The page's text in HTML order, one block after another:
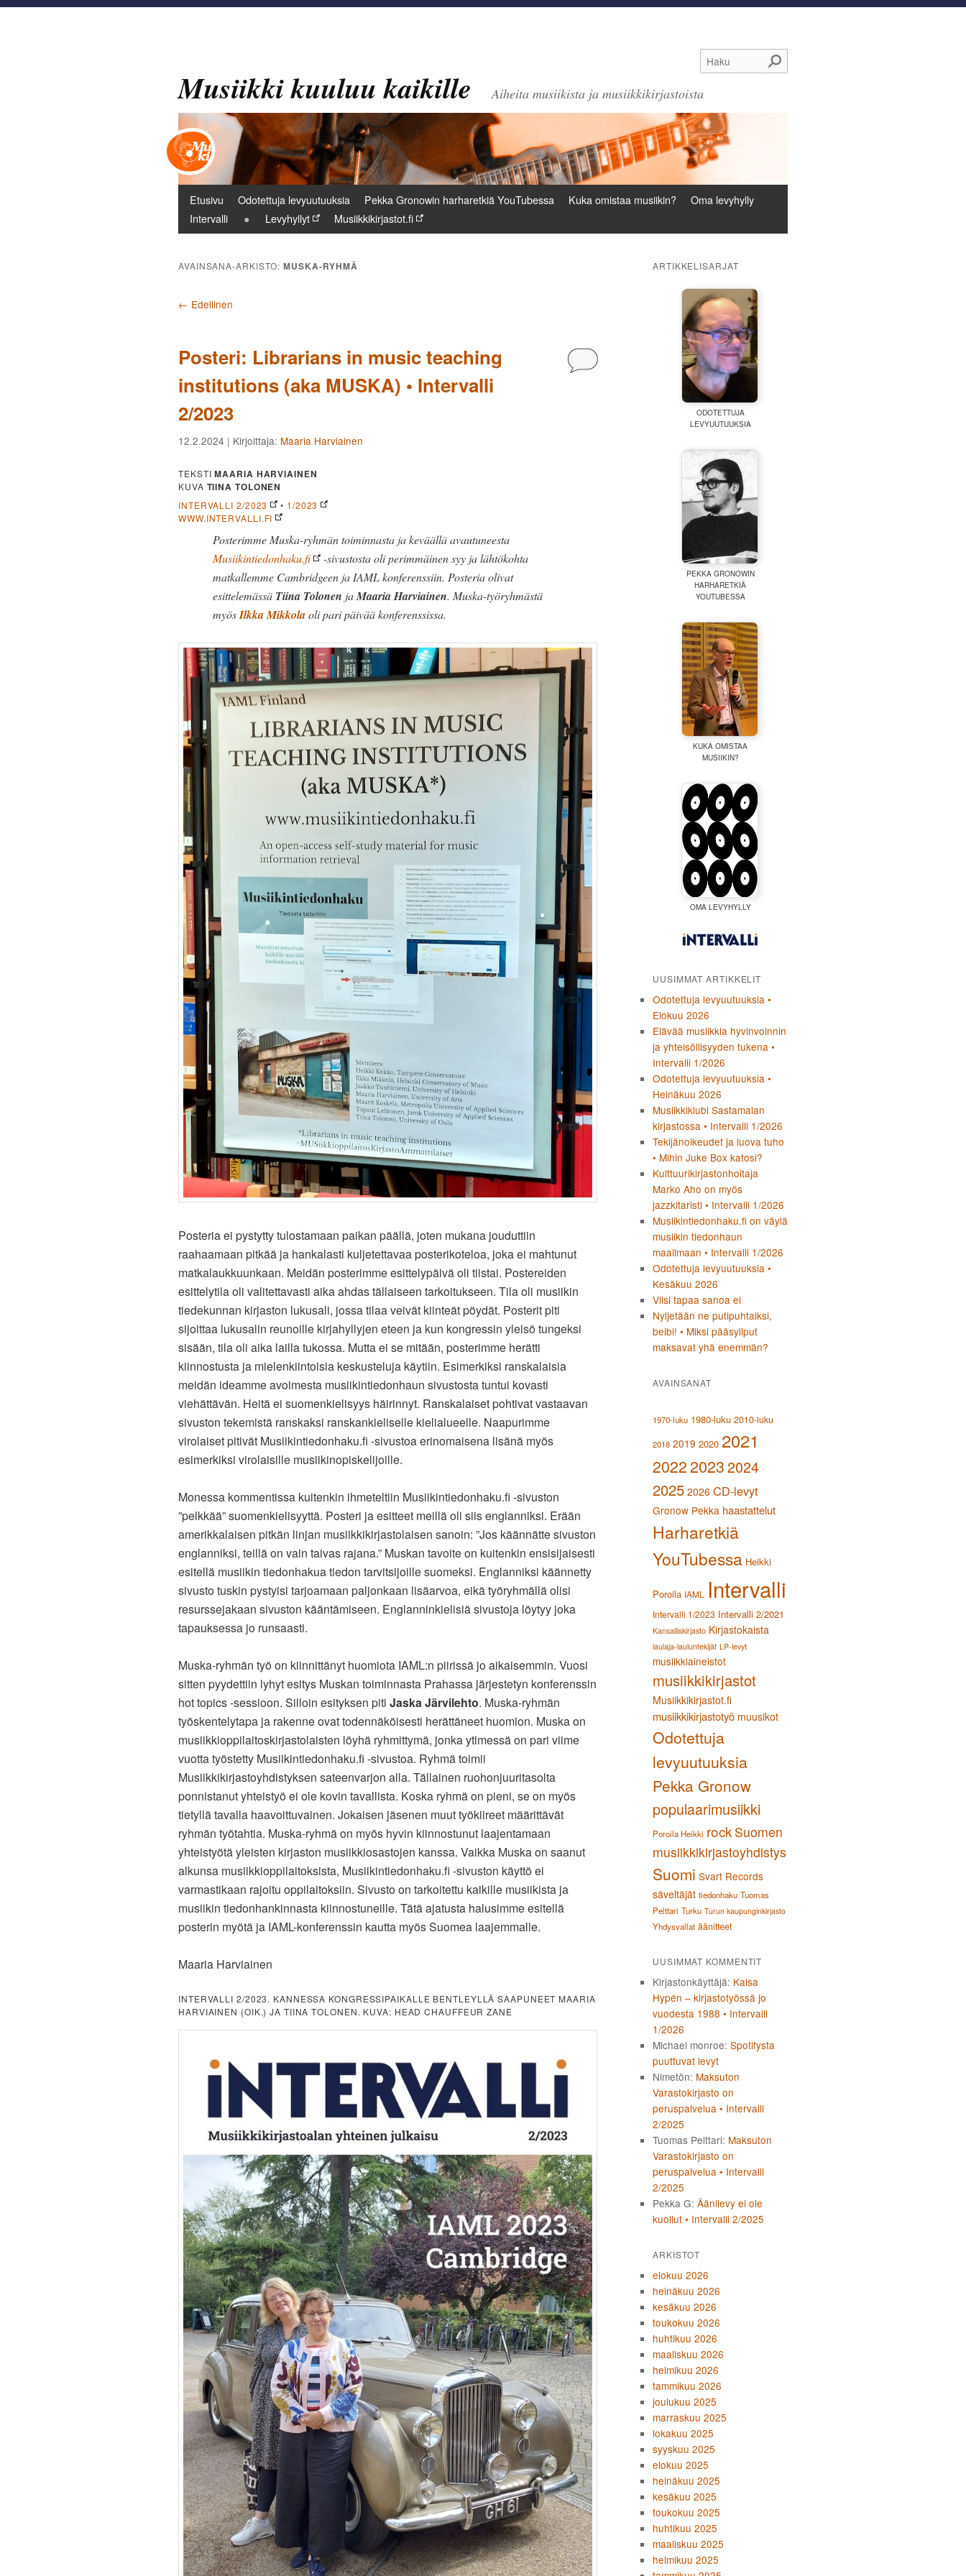
Haku
Musiikki kuuluu kaikille Aiheita musiikista ja musiikkikirjastoista
Päävalikko
Etusivu Odotettuja levyuutuuksia Pekka Gronowin harharetkiä YouTubessa Kuka omistaa musiikin?
Oma levyhylly
Intervalli
Levyhyllyt Musiikkikirjastot.fi
AVAINSANA-ARKISTO:MUSKA-RYHMÄ
Artikkelien selaus
← Edellinen
Posteri: Librarians in music teaching
institutions (aka MUSKA) • Intervalli
2/2023
Kommentoi
12.2.2024 | Kirjoittaja: Maaria Harviainen
TEKSTIMAARIA HARVIAINEN
KUVA TIINA TOLONEN
INTERVALLI 2/2023 • 1/2023
WWW.INTERVALLI.FI
Posterimme Muska-ryhmän toiminnasta ja keväällä avautuneesta
Musiikintiedonhaku.fi
-sivustosta oli perimmäinen syy ja lähtökohta
matkallemme Cambridgeen ja IAML konferenssiin. Posteria olivat
esittelemässä Tiina Tolonen jaMaaria Harviainen. Muska-työryhmästä
myösIlkka Mikkolaoli pari päivää konferenssissa.
Posteria ei pystytty tulostamaan paikan päällä, joten mukana jouduttiin
raahaamaan pitkää ja hankalasti kuljetettavaa posterikoteloa, joka ei mahtunut
matkalaukkuunkaan. Meidän posterimme esittelypäivä oli tiistai. Postereiden
esittelytila oli valitettavasti aika ahdas tällaiseen tarkoitukseen. Tila oli musiikin
tiedekunnan kirjaston lukusali, jossa tilaa veivät kiinteät pöydät. Posterit piti
sijoittaa lukusalin reunoille kirjahyllyjen eteen ja kun kongressin yleisö tungeksi
sisään, tila oli aika lailla tukossa. Mutta ei se mitään, posterimme herätti
kiinnostusta ja mielenkiintoisia keskusteluja käytiin. Esimerkiksi ranskalaisia
meidän ideamme avoimesta musiikintiedonhaun sivustosta tuntui kovasti
viehättävän. Heitä ei suomenkielisyys häirinnyt. Ranskalaiset pohtivat vastaavan
sivuston tekemistä ranskaksi ranskankieliselle kielialueelle. Naapurimme
virolaiset pitivät Musiikintiedonhaku.fi -sivustoa erinomaisena lisänä myös
esimerkiksi virolaisille musiikinopiskelijoille.
Monessa kommentissa kuitenkin ihmeteltiin Musiikintiedonhaku.fi -sivuston
”pelkkää” suomenkielisyyttä. Posteri ja esitteet meillä oli siis englanniksi. Erään
amerikkalaisen pitkän linjan musiikkikirjastolaisen sanoin: ”Jos käännätte sivuston
englanniksi, teillä on vain taivas rajana.” Muskan tavoite on kuitenkin ensisijaisesti
esitellä musiikin tiedonhakua tiedon tarvitsijoille suomeksi. Englanniksi käännetty
sivusto tuskin pystyisi tarjoamaan paljonkaan lisäarvoa, eikä työryhmällä olisi
resurssejakaan sivuston kääntämiseen. Englanninkielisiä sivustoja löytyy joka
tapauksessa jo runsaasti.
Muska-ryhmän työ on kiinnittänyt huomiota IAML:n piirissä jo aikaisemmin. Vuosi
sitten pyydettiin lyhyt esitys Muskan toiminnasta Prahassa järjestetyn konferenssin
hot topics -sessioon. Silloin esityksen piti Jaska Järvilehto. Muska-ryhmän
työskentelytapa ja rakenne ovat todennäköisesti herättäneet huomion. Muska on
musiikkioppilaitoskirjastolaisten löyhä ryhmittymä, jonka ytimessä on pari viime
vuotta työstetty Musiikintiedonhaku.fi -sivustoa. Ryhmä toimii
Musiikkikirjastoyhdistyksen sateenvarjon alla. Tällainen ruohonjuuritasolta
ponnistanut yhteistyö ei ole kovin tavallista. Koska ryhmä on pieni, se on myös
tietyllä tavalla haavoittuvainen. Jokaisen jäsenen muut työkiireet määrittävät
ryhmän työtahtia. Muska-ryhmä on myös hyvin kiinnostunut laajentamaan
yhteistyötä yleisten kirjaston musiikkiosastojen kanssa. Vaikka Muska on saanut
alkunsa musiikkioppilaitoksista, Musiikintiedonhaku.fi -sivuston käyttö ei
varmastikaan rajoitu oppilaitoksiin. Sivusto on tarkoitettu kaikille musiikista ja
musiikin tiedonhankinnasta kiinnostuneille. Tätä ajatusta halusimme esitellä
posterin myötä ja IAML-konferenssin kautta myös Suomea laajemmalle.
Maaria Harviainen
INTERVALLI 2/2023. KANNESSA KONGRESSIPAIKALLE BENTLEYLLÄ SAAPUNEET MAARIA
HARVIAINEN (OIK.) JA TIINA TOLONEN. KUVA: HEAD CHAUFFEUR ZANE
ARTIKKELISARJAT
ODOTETTUJA
LEVYUUTUUKSIA
PEKKA GRONOWIN
HARHARETKIÄ
YOUTUBESSA
KUKA OMISTAA
MUSIIKIN?
OMA LEVYHYLLY
UUSIMMAT ARTIKKELIT
Odotettuja levyuutuuksia •
Elokuu 2026
Elävää musiikkia hyvinvoinnin
ja yhteisöllisyyden tukena •
Intervalli 1/2026
Odotettuja levyuutuuksia •
Heinäkuu 2026
Musiikkiklubi Sastamalan
kirjastossa • Intervalli 1/2026
Tekijänoikeudet ja luova tuho
• Mihin Juke Box katosi?
Kulttuurikirjastonhoitaja
Marko Aho on myös
jazzkitaristi • Intervalli 1/2026
Musiikintiedonhaku.fi on väylä
musiikin tiedonhaun
maailmaan • Intervalli 1/2026
Odotettuja levyuutuuksia •
Kesäkuu 2026
Viisi tapaa sanoa ei
Nyljetään ne putipuhtaiksi,
beibi! • Miksi pääsyliput
maksavat yhä enemmän?
AVAINSANAT
1970-luku 1980-luku 2010-luku
2018 2019 2020 2021
2022 20232024
2025 2026 CD-levyt
Gronow Pekka haastattelut
Harharetkiä
YouTubessa Heikki
Poroila IAML Intervalli
Intervalli 1/2023 Intervalli 2/2021
Kansalliskirjasto Kirjastokaista
laulaja-lauluntekijät LP-levyt
musiikkiaineistot
musiikkikirjastot
Musiikkikirjastot.fi
musiikkikirjastotyö muusikot
Odotettuja
levyuutuuksia
Pekka Gronow
populaarimusiikki
Poroila Heikki rock Suomen
musiikkikirjastoyhdistys
Suomi Svart Records
säveltäjät tiedonhaku Tuomas
Pelttari Turku Turun kaupunginkirjasto
Yhdysvallat äänitteet
UUSIMMAT KOMMENTIT
Kirjastonkäyttäjä: Kaisa
Hypén – kirjastotyössä jo
vuodesta 1988 • Intervalli
1/2026
Michael monroe: Spotifysta
puuttuvat levyt
Nimetön: Maksuton
Varastokirjasto on
peruspalvelua • Intervalli
2/2025
Tuomas Pelttari: Maksuton
Varastokirjasto on
peruspalvelua • Intervalli
2/2025
Pekka G: Äänilevy ei ole
kuollut • Intervalli 2/2025
ARKISTOT
elokuu 2026
heinäkuu 2026
kesäkuu 2026
toukokuu 2026
huhtikuu 2026
maaliskuu 2026
helmikuu 2026
tammikuu 2026
joulukuu 2025
marraskuu 2025
lokakuu 2025
syyskuu 2025
elokuu 2025
heinäkuu 2025
kesäkuu 2025
toukokuu 2025
huhtikuu 2025
maaliskuu 2025
helmikuu 2025